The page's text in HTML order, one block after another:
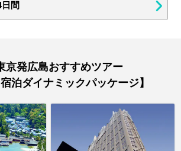
間
京発広島おすすめツアー
宿泊ダイナミックパッケージ】